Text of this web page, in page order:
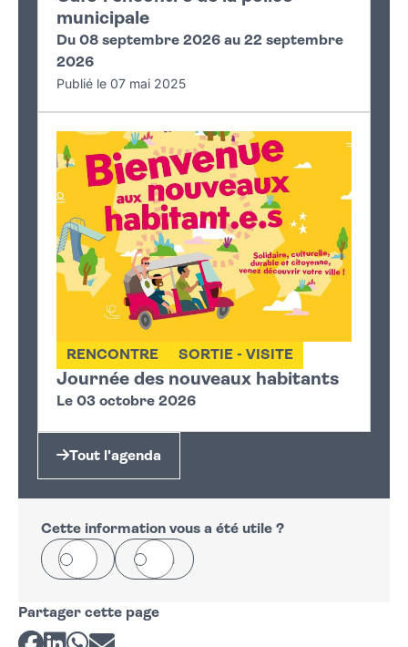
municipale
Du 08 septembre 2026 au 22 septembre
2026
Publié le 07 mai 2025
Journée des nouveaux habitants
RENCONTRE SORTIE - VISITE
Le 03 octobre 2026
Tout l'agenda
Cette information vous a été utile ?
Oui Non
Partager cette page
Partager sur Facebook
Partager sur LinkedIn
Partager sur Whatsapp
Partager par courriel